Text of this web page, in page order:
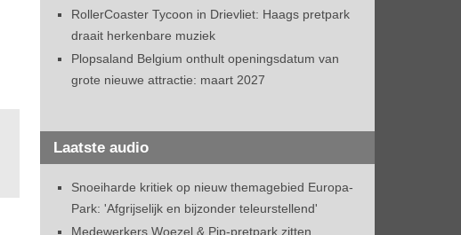
RollerCoaster Tycoon in Drievliet: Haags pretpark
draait herkenbare muziek
Plopsaland Belgium onthult openingsdatum van
grote nieuwe attractie: maart 2027
Laatste audio
Snoeiharde kritiek op nieuw themagebied Europa-
Park: 'Afgrijselijk en bijzonder teleurstellend'
Medewerkers Woezel & Pip-pretpark zitten